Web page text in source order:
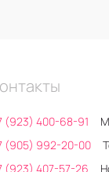
в
(923) 400-68-91
(905) 992-20-00
(923) 407-57-26